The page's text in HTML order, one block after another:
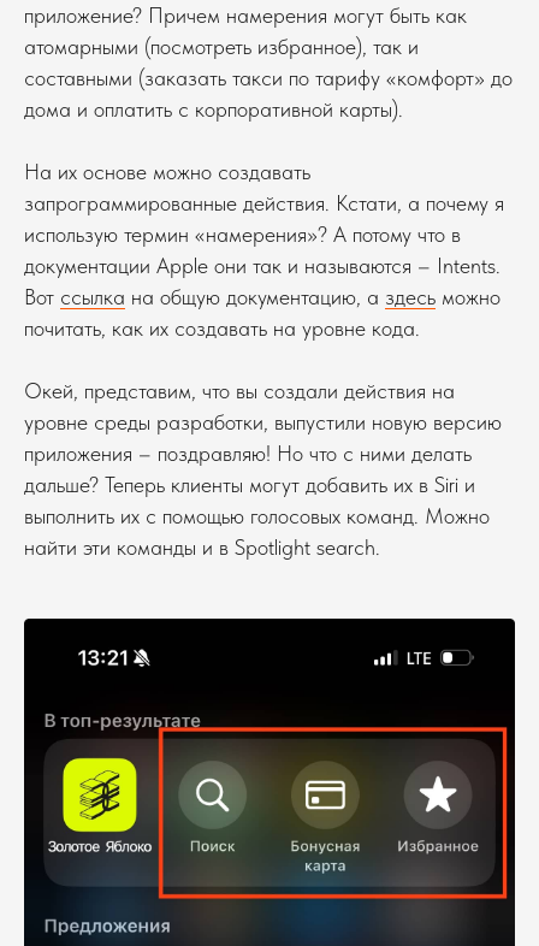
приложение? Причем намерения могут быть как
атомарными (посмотреть избранное), так и
составными (заказать такси по тарифу «комфорт» до
дома и оплатить с корпоративной карты).
На их основе можно создавать
запрограммированные действия. Кстати, а почему я
использую термин «намерения»? А потому что в
документации Apple они так и называются – Intents.
Вот ссылка на общую документацию, а здесь можно
почитать, как их создавать на уровне кода.
Окей, представим, что вы создали действия на
уровне среды разработки, выпустили новую версию
приложения – поздравляю! Но что с ними делать
дальше? Теперь клиенты могут добавить их в Siri и
выполнить их с помощью голосовых команд. Можно
найти эти команды и в Spotlight search.